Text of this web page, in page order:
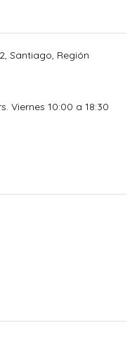
Santiago, Región
Viernes 10:00 a 18:30